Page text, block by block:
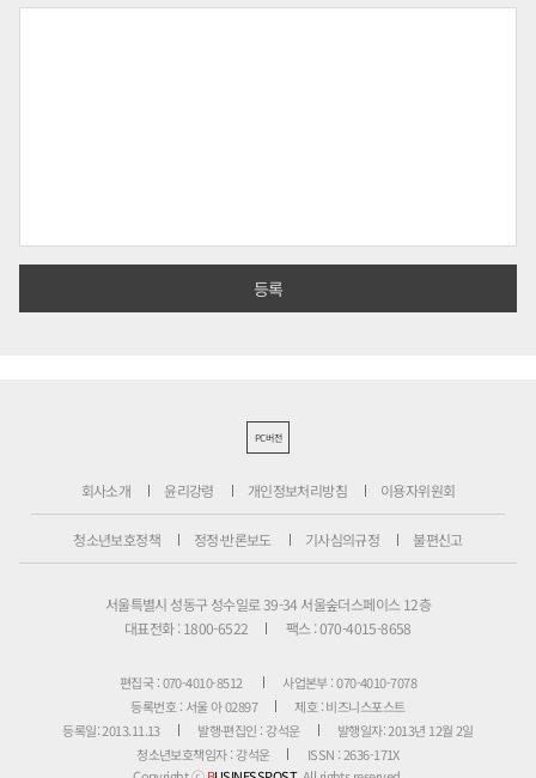
PC버전
회사소개 윤리강령 개인정보처리방침 이용자위원회
청소년보호정책 정정·반론보도 기사심의규정 불편신고
서울특별시 성동구 성수일로 39-34 서울숲더스페이스 12층
대표전화 : 1800-6522
팩스 : 070-4015-8658
편집국 : 070-4010-8512
사업본부 : 070-4010-7078
등록번호 : 서울 아 02897
제호 : 비즈니스포스트
등록일: 2013.11.13
발행·편집인 : 강석운
발행일자: 2013년 12월 2일
청소년보호책임자 : 강석운
ISSN : 2636-171X